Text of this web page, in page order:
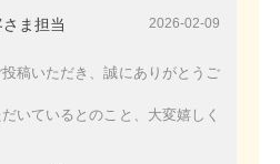
ま担当 2026-02-09
稿いただき、誠にありがとうご
いているとのこと、大変嬉しく